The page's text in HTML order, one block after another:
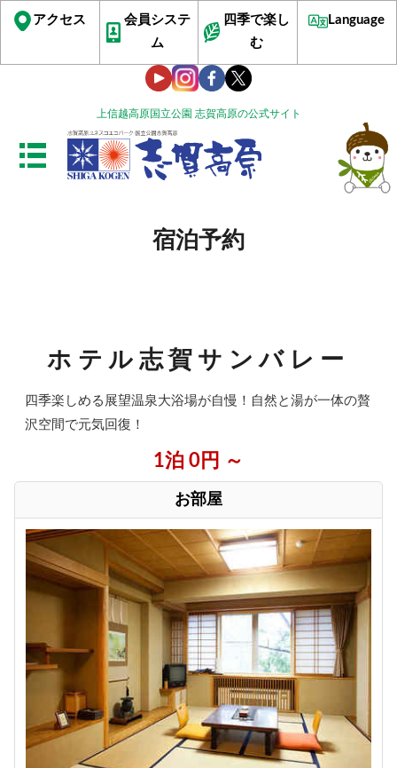
上信越高原国立公園 志賀高原の公式サイト
アクセス
会員システ
ム
四季で楽し
む
Language
宿泊予約
ホテル志賀サンバレー
四季楽しめる展望温泉大浴場が自慢！自然と湯が一体の贅
沢空間で元気回復！
1泊 0円 ～
お部屋